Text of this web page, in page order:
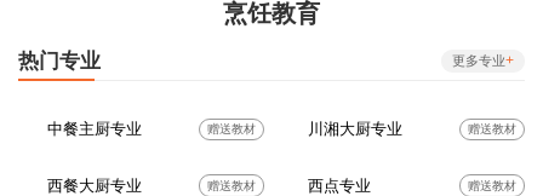
烹饪教育
热门专业 更多专业+
中餐主厨专业 赠送教材 川湘大厨专业 赠送教材
西餐大厨专业 赠送教材 西点专业 赠送教材